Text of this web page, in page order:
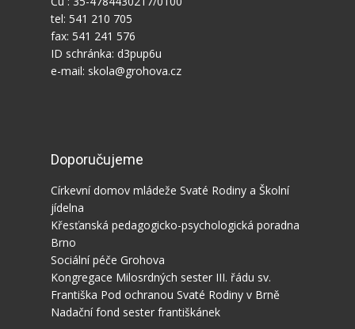
tel: 541 210 705
fax: 541 241 576
ID schránka: d3pup6u
e-mail: skola@grohova.cz
Doporučujeme
Církevní domov mládeže Svaté Rodiny a Školní
jídelna
Křesťanská pedagogicko-psychologická poradna
Brno
Sociální péče Grohova
Kongregace Milosrdných sester III. řádu sv.
Františka Pod ochranou Svaté Rodiny v Brně
Nadační fond sester františkánek